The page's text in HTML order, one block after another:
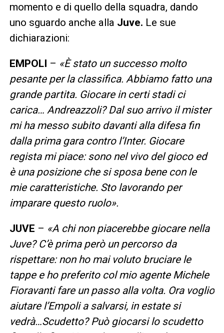
momento e di quello della squadra, dando
uno sguardo anche alla Juve. Le sue
dichiarazioni:
EMPOLI – «È stato un successo molto
pesante per la classifica. Abbiamo fatto una
grande partita. Giocare in certi stadi ci
carica… Andreazzoli? Dal suo arrivo il mister
mi ha messo subito davanti alla difesa fin
dalla prima gara contro l’Inter. Giocare
regista mi piace: sono nel vivo del gioco ed
è una posizione che si sposa bene con le
mie caratteristiche. Sto lavorando per
imparare questo ruolo».
JUVE – «A chi non piacerebbe giocare nella
Juve? C’è prima però un percorso da
rispettare: non ho mai voluto bruciare le
tappe e ho preferito col mio agente Michele
Fioravanti fare un passo alla volta. Ora voglio
aiutare l’Empoli a salvarsi, in estate si
vedrà…Scudetto? Può giocarsi lo scudetto